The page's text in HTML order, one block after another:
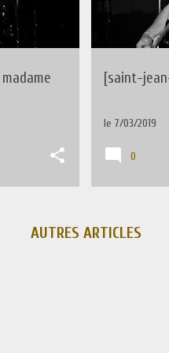
[saint-
le 7/03/2019
0
AUTRES ARTICLES